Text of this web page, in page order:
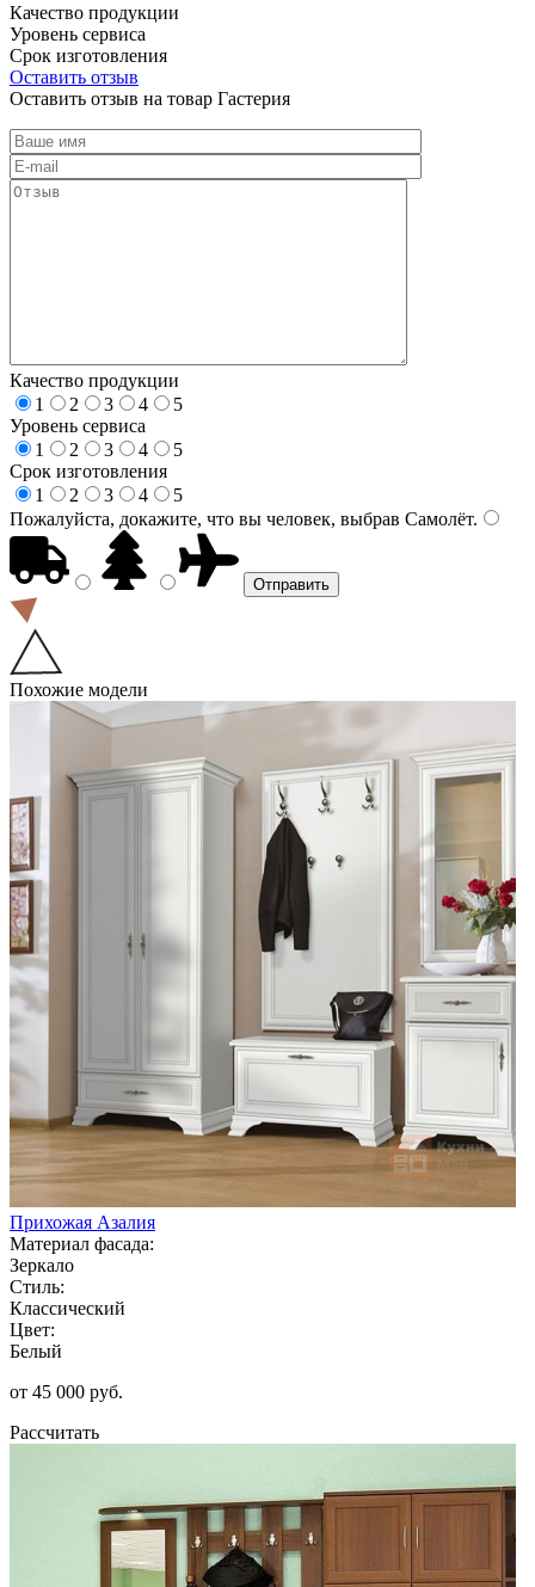
Качество продукции
Уровень сервиса
Срок изготовления
Оставить отзыв
Оставить отзыв на товар Гастерия
Качество продукции
1
2 3 4
5
Уровень сервиса
1
2 3 4
5
Срок изготовления
1
2 3 4
5
Пожалуйста, докажите, что вы человек, выбрав Самолёт.
Похожие модели
Прихожая Азалия
Материал фасада:
Зеркало
Стиль:
Классический
Цвет:
Белый
от 45 000 руб.
Рассчитать